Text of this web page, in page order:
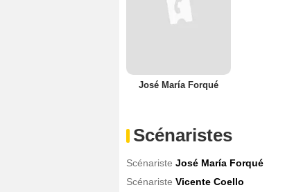
José María Forqué
Scénaristes
Scénariste José María Forqué
Scénariste Vicente Coello